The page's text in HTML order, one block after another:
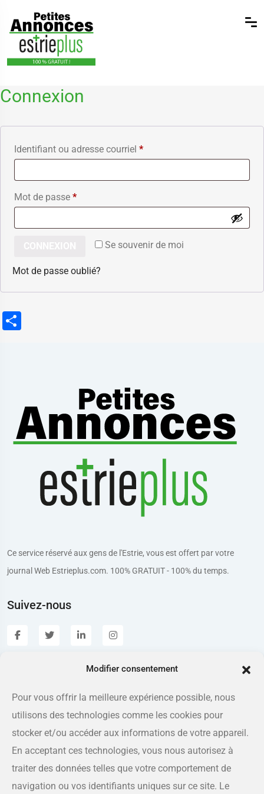
Modifier consentement
Pour vous offrir la meilleure expérience possible, nous
utilisons des technologies comme les cookies pour
stocker et/ou accéder aux informations de votre appareil.
En acceptant ces technologies, vous nous autorisez à
traiter des données telles que votre comportement de
navigation ou vos identifiants uniques sur ce site. Le
Connexion
Identifiant ou adresse courriel *
Mot de passe *
Se souvenir de moi
Mot de passe oublié?
Ce service réservé aux gens de l'Estrie, vous est offert par votre
journal Web Estrieplus.com. 100% GRATUIT - 100% du temps.
Suivez-nous
Adresse
175 rue Queen, Sherbrooke QC J1L 1K1
Téléphone
819-566-8810